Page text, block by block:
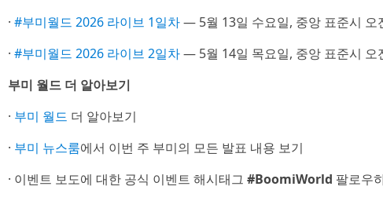
· #부미월드 2026 라이브 1일차— 5월 13일 수요일, 중앙 표준시 오
· #부미월드 2026 라이브 2일차— 5월 14일 목요일, 중앙 표준시 오
부미 월드 더 알아보기
· 부미 월드 더 알아보기
· 부미 뉴스룸에서 이번 주 부미의 모든 발표 내용 보기
· 이벤트 보도에 대한 공식 이벤트 해시태그 #BoomiWorld 팔로우